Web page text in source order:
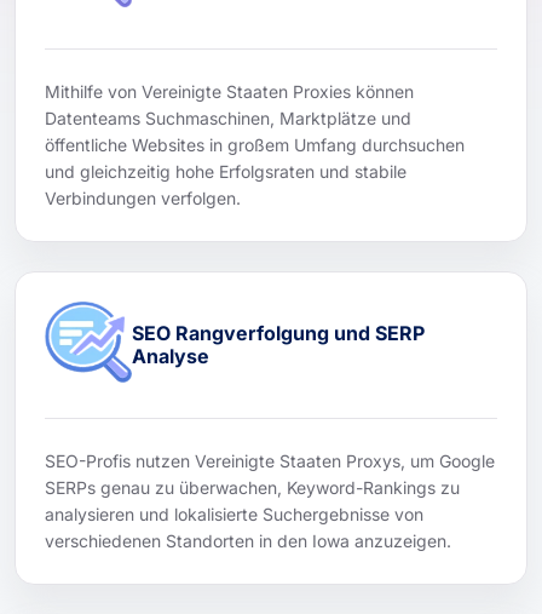
Mithilfe von Vereinigte Staaten Proxies können
Datenteams Suchmaschinen, Marktplätze und
öffentliche Websites in großem Umfang durchsuchen
und gleichzeitig hohe Erfolgsraten und stabile
Verbindungen verfolgen.
SEO Rangverfolgung und SERP
Analyse
SEO-Profis nutzen Vereinigte Staaten Proxys, um Google
SERPs genau zu überwachen, Keyword-Rankings zu
analysieren und lokalisierte Suchergebnisse von
verschiedenen Standorten in den Iowa anzuzeigen.